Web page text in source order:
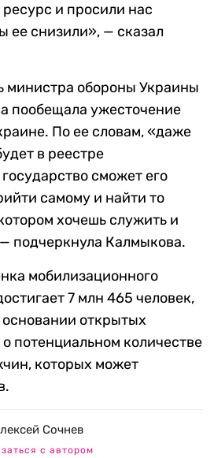
и просили нас
ее снизили», — сказал
министра обороны Украины
пообещала ужесточение
По ее словам, «даже
в реестре
сможет его
самому и найти то
хочешь служить и
подчеркнула Калмыкова.
мобилизационного
7 млн 465 человек,
основании открытых
потенциальном количестве
которых может
Сочнев
с автором